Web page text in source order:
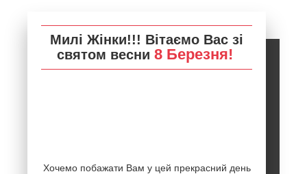
Милі Жінки!!! Вітаємо Вас зі
святом весни 8 Березня!
Хочемо побажати Вам у цей прекрасний день